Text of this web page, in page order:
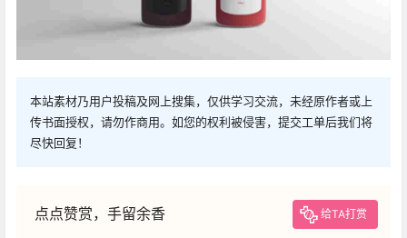
本站素材乃用户投稿及网上搜集，仅供学习交流，未经原作者或上
传书面授权，请勿作商用。如您的权利被侵害，提交工单后我们将
尽快回复！
点点赞赏，手留余香 给TA打赏